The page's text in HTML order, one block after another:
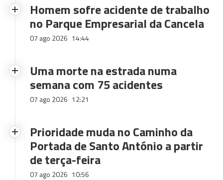
Homem sofre acidente de trabalho
no Parque Empresarial da Cancela
07 ago 2026 14:44
Uma morte na estrada numa
semana com 75 acidentes
07 ago 2026 12:21
Prioridade muda no Caminho da
Portada de Santo António a partir
de terça-feira
07 ago 2026 10:56